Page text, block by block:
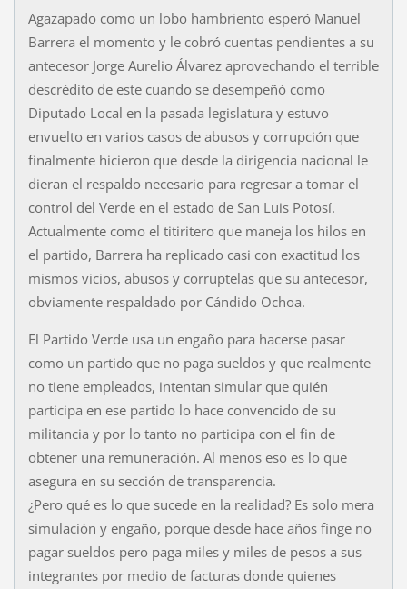
Agazapado como un lobo hambriento esperó Manuel
Barrera el momento y le cobró cuentas pendientes a su
antecesor Jorge Aurelio Álvarez aprovechando el terrible
descrédito de este cuando se desempeñó como
Diputado Local en la pasada legislatura y estuvo
envuelto en varios casos de abusos y corrupción que
finalmente hicieron que desde la dirigencia nacional le
dieran el respaldo necesario para regresar a tomar el
control del Verde en el estado de San Luis Potosí.
Actualmente como el titiritero que maneja los hilos en
el partido, Barrera ha replicado casi con exactitud los
mismos vicios, abusos y corruptelas que su antecesor,
obviamente respaldado por Cándido Ochoa.
El Partido Verde usa un engaño para hacerse pasar
como un partido que no paga sueldos y que realmente
no tiene empleados, intentan simular que quién
participa en ese partido lo hace convencido de su
militancia y por lo tanto no participa con el fin de
obtener una remuneración. Al menos eso es lo que
asegura en su sección de transparencia.
¿Pero qué es lo que sucede en la realidad? Es solo mera
simulación y engaño, porque desde hace años finge no
pagar sueldos pero paga miles y miles de pesos a sus
integrantes por medio de facturas donde quienes